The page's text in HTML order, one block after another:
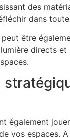
des
dans
peut être
directs et
également
vos espaces. A